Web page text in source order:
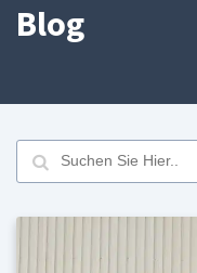
Blog